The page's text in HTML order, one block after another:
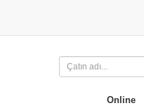
Online